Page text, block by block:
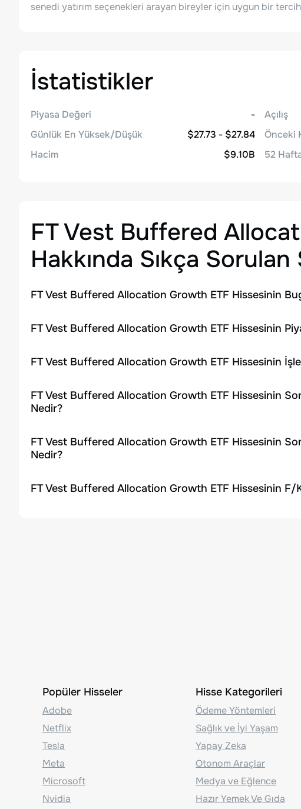
senedi yatırım seçenekleri arayan bireyler için uygun bir
İstatistikler
Piyasa Değeri
-
Günlük En Yüksek/Düşük
$27.73 - $27.84
Hacim
$9.10B
Açılış
Önceki
52
FT Vest Buffered
Hakkında Sıkça
FT Vest Buffered Allocation Growth ETF Hissesinin
FT Vest Buffered Allocation Growth ETF Hissesinin
FT Vest Buffered Allocation Growth ETF Hissesinin
FT Vest Buffered Allocation Growth ETF Hissesinin
Nedir?
FT Vest Buffered Allocation Growth ETF Hissesinin
Nedir?
FT Vest Buffered Allocation Growth ETF Hissesinin F/
Popüler Hisseler
Adobe
Netflix
Tesla
Meta
Microsoft
Nvidia
Hisse Kategorileri
Ödeme Yöntemleri
Sağlık ve İyi Yaşam
Yapay Zeka
Otonom Araçlar
Medya ve Eğlence
Hazır Yemek Ve Gıda